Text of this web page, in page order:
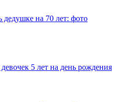
дедушке на 70 лет: фото
5 лет на день рождения